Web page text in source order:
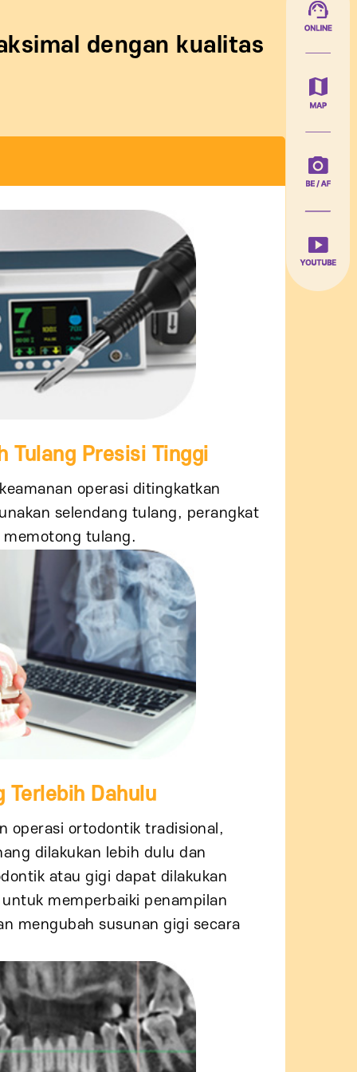
dengan kualitas
Tulang Presisi Tinggi
operasi ditingkatkan
selendang tulang, perangkat
tulang.
Terlebih Dahulu
operasi ortodontik tradisional,
dilakukan lebih dulu dan
atau gigi dapat dilakukan
memperbaiki penampilan
mengubah susunan gigi secara